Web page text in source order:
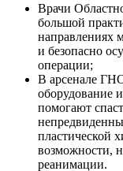
Врачи
большой
направлениях
и безопасно
операции;
В арсенале
оборудование
помогают
пластической
возможности,
реанимации.